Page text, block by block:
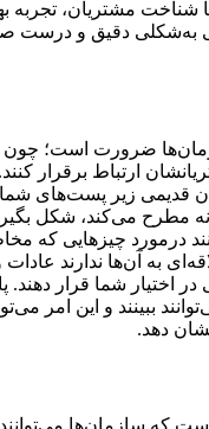
شناخت مشتریان، تجربه
به‌شکلی دقیق و درست
ضرورت است؛ چون
ارتباط برقرار
قدیمی زیر پست‌های شما
مطرح می‌کند، شکل
درمورد چیزهایی که
به آن‌ها ندارند عادات
اختیار شما قرار دهند.
ببینند و این امر
دهد.
که سازمان‌ها می‌توانند